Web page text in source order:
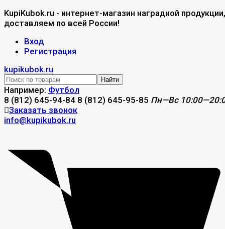
KupiKubok.ru - интернет-магазин наградной продукции,
доставляем по всей России!
Вход
Регистрация
kupikubok.ru
Найти
Например: Футбол
8 (812) 645-94-84 8 (812) 645-95-85 Пн—Вс
Заказать звонок
info@kupikubok.ru